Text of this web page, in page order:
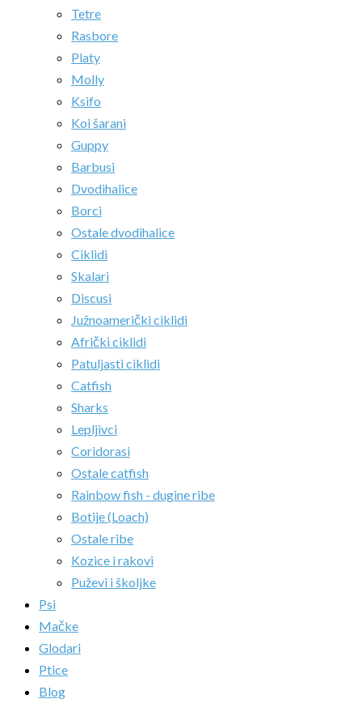
Tetre
Rasbore
Platy
Molly
Ksifo
Koi šarani
Guppy
Barbusi
Dvodihalice
Borci
Ostale dvodihalice
Ciklidi
Skalari
Discusi
Južnoamerički ciklidi
Afrički ciklidi
Patuljasti ciklidi
Catfish
Sharks
Lepljivci
Coridorasi
Ostale catfish
Rainbow fish - dugine ribe
Botije (Loach)
Ostale ribe
Kozice i rakovi
Puževi i školjke
Psi
Mačke
Glodari
Ptice
Blog